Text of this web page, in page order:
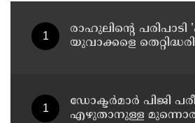
രാഹുലിന്റെ
യുവാക്കളെ
ഡോക്ടര്‍മാര്‍ പിജി
എഴുതാനുള്ള